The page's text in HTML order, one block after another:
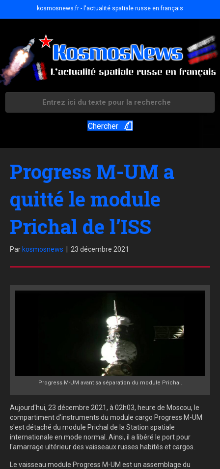
kosmosnews.fr - l'actualité spatiale russe en français
Chercher
Progress M-UM a
quitté le module
Prichal de l’ISS
Par kosmosnews 23 décembre 2021
Progress M-UM avant sa séparation du module Prichal.
Aujourd'hui, 23 décembre 2021, à 02h03, heure de Moscou, le
compartiment d'instruments du module cargo Progress M-UM
s'est détaché du module Prichal de la Station spatiale
internationale en mode normal. Ainsi, il a libéré le port pour
l'amarrage ultérieur des vaisseaux russes habités et cargos.
Le vaisseau module Progress M-UM est un assemblage du